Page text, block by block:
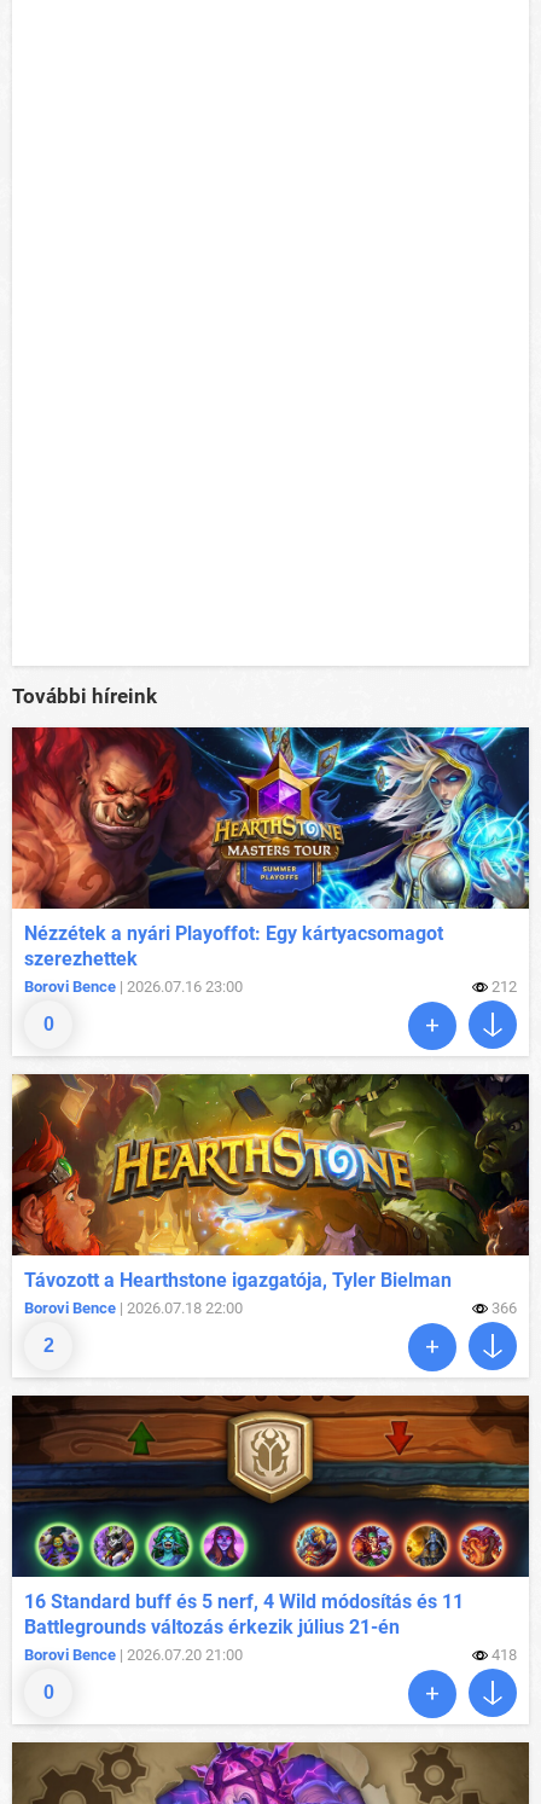
További híreink
0
Nézzétek a nyári Playoffot: Egy kártyacsomagot
szerezhettek
Borovi Bence | 2026.07.16 23:00 212
2
Távozott a Hearthstone igazgatója, Tyler Bielman
Borovi Bence | 2026.07.18 22:00 366
0
16 Standard buff és 5 nerf, 4 Wild módosítás és 11
Battlegrounds változás érkezik július 21-én
Borovi Bence | 2026.07.20 21:00 418